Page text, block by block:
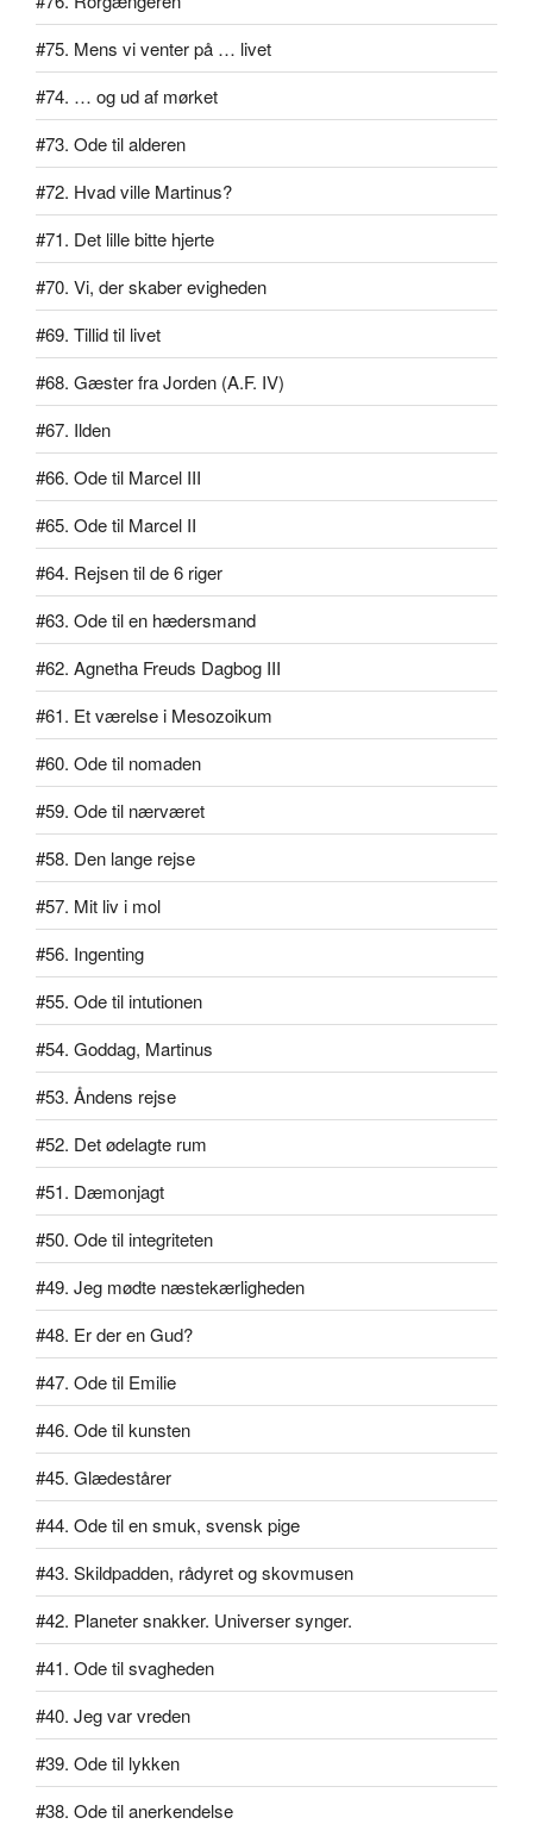
#75. Mens vi venter på … livet
#74. … og ud af mørket
#73. Ode til alderen
#72. Hvad ville Martinus?
#71. Det lille bitte hjerte
#70. Vi, der skaber evigheden
#69. Tillid til livet
#68. Gæster fra Jorden (A.F. IV)
#67. Ilden
#66. Ode til Marcel III
#65. Ode til Marcel II
#64. Rejsen til de 6 riger
#63. Ode til en hædersmand
#62. Agnetha Freuds Dagbog III
#61. Et værelse i Mesozoikum
#60. Ode til nomaden
#59. Ode til nærværet
#58. Den lange rejse
#57. Mit liv i mol
#56. Ingenting
#55. Ode til intutionen
#54. Goddag, Martinus
#53. Åndens rejse
#52. Det ødelagte rum
#51. Dæmonjagt
#50. Ode til integriteten
#49. Jeg mødte næstekærligheden
#48. Er der en Gud?
#47. Ode til Emilie
#46. Ode til kunsten
#45. Glædestårer
#44. Ode til en smuk, svensk pige
#43. Skildpadden, rådyret og skovmusen
#42. Planeter snakker. Universer synger.
#41. Ode til svagheden
#40. Jeg var vreden
#39. Ode til lykken
#38. Ode til anerkendelse